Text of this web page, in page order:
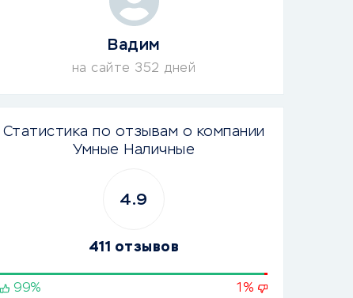
Вадим
на сайте 352 дней
Статистика по отзывам о компании
Умные Наличные
4.9
411 отзывов
99% 1%